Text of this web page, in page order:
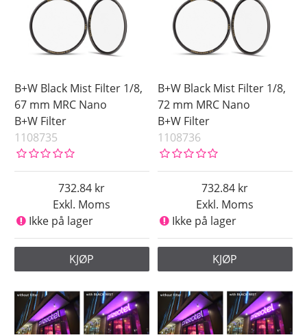
B+W Black Mist Filter 1/8,
67 mm MRC Nano
B+W Filter
1108735
Exkl. Moms
732.84
Ikke på lager
KJØP
B+W Black Mist Filter 1/8,
72 mm MRC Nano
B+W Filter
1108736
Exkl. Moms
732.84
Ikke på lager
KJØP